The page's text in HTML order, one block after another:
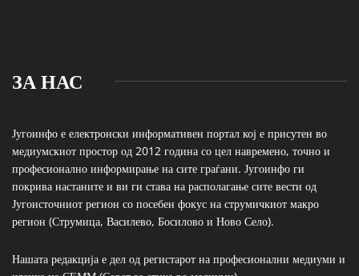
ЗА НАС
Југоинфо е електронски информативен портал кој е присутен во
медиумскиот простор од 2012 година со цел навремено, точно и
професионално информирање на сите граѓани. Југоинфо ги
покрива настаните и ви ги става на располагање сите вести од
Југоисточниот регион со посебен фокус на струмичкиот макро
регион (Струмица, Василево, Босилово и Ново Село).
Нашата редакција е дел од регистарот на професионални медиуми и